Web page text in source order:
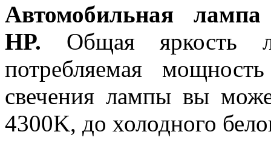
Автомобильная
HP. Общая яркость
потребляемая
свечения лампы вы
4300K, до холодного